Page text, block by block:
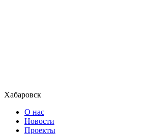
Хабаровск
О нас
Новости
Проекты